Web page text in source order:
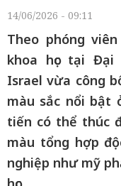
14/06/2026 - 09:11
Theo phóng
khoa học tại Đại
Israel vừa công
màu sắc nổi bật
tiến có thể thúc
màu tổng hợp
nghiệp như mỹ